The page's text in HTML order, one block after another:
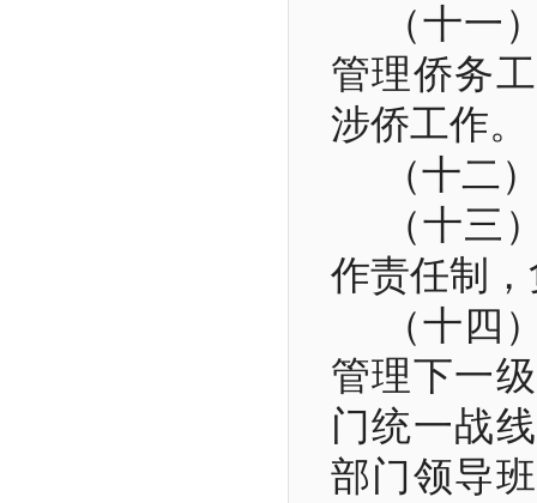
（十一
管理侨务
涉侨工作。
（十二
（十三
作责任制
（十四
管理下一
门统一战
部门领导